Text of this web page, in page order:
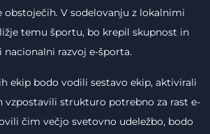
obstoječih. V sodelovanju z lokalnimi
temu športu, bo krepil skupnost in
razvoj e-športa.
ekip bodo vodili sestavo ekip, aktivirali
vzpostavili strukturo potrebno za rast e-
čim večjo svetovno udeležbo, bodo